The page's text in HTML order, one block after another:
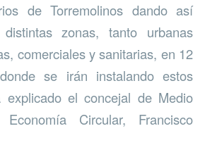
de Torremolinos dando así
zonas, tanto urbanas
comerciales y sanitarias, en 12
se irán instalando estos
explicado el concejal de Medio
Circular, Francisco